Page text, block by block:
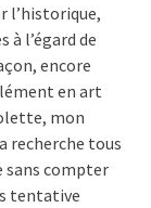
l’historique,
à l’égard de
encore
en art
mon
recherche tous
sans compter
tentative